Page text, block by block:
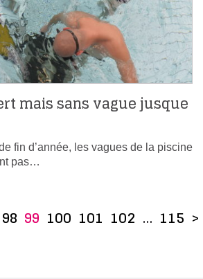
mais sans vague jusque
fin d’année, les vagues de la piscine
pas…
98 99 100 101 102 … 115 >